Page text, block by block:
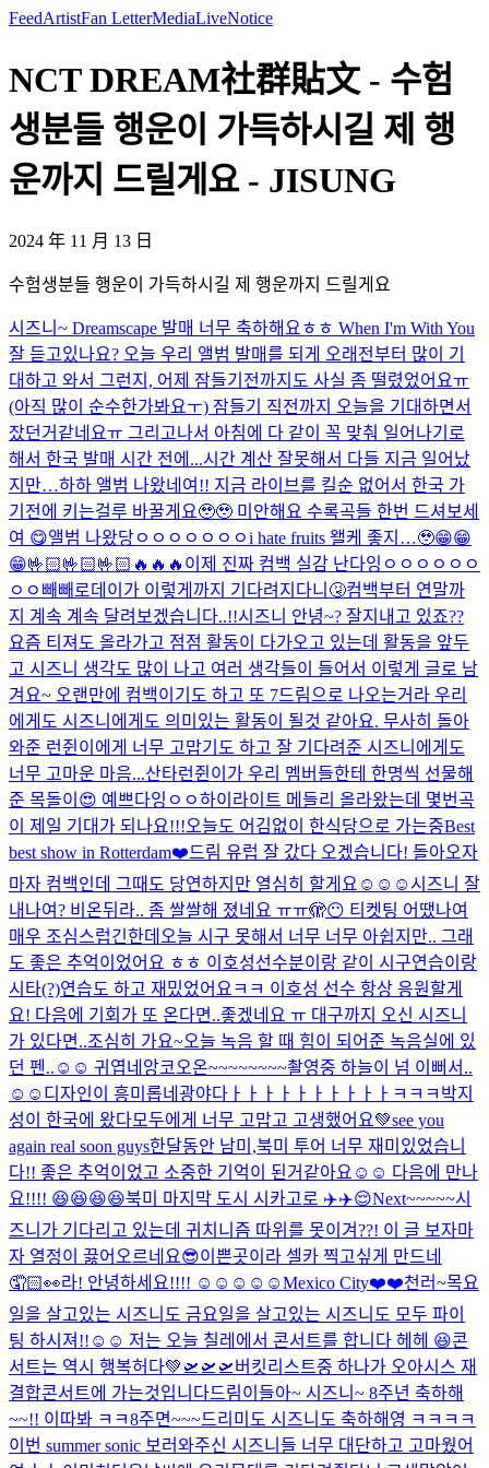
FeedArtistFan LetterMediaLiveNotice
NCT DREAM社群貼文 - 수험
생분들 행운이 가득하시길 제 행
운까지 드릴게요 - JISUNG
2024 年 11 月 13 日
수험생분들 행운이 가득하시길 제 행운까지 드릴게요
시즈니~ Dreamscape 발매 너무 축하해요ㅎㅎ When I'm With You
잘 듣고있나요? 오늘 우리 앨범 발매를 되게 오래전부터 많이 기
대하고 와서 그런지, 어제 잠들기전까지도 사실 좀 떨렸었어요ㅠ
(아직 많이 순수한가봐요ㅜ) 잠들기 직전까지 오늘을 기대하면서
잤던거같네요ㅠ 그리고나서 아침에 다 같이 꼭 맞춰 일어나기로
해서 한국 발매 시간 전에...시간 계산 잘못해서 다들 지금 일어났
지만…하하 앨범 나왔네여!! 지금 라이브를 킬순 없어서 한국 가
기전에 키는걸루 바꿀게요🥹🥹 미안해요 수록곡들 한번 드셔보세
여 😋앨범 나왔당ㅇㅇㅇㅇㅇㅇㅇi hate fruits 왤케 좋지…🥹😁😁
😁🤟🏻🤟🏻🤟🏻🔥🔥🔥 이제 진짜 컴백 실감 난다잉ㅇㅇㅇㅇㅇㅇ
ㅇㅇ 빼빼로데이가 이렇게까지 기다려지다니🤧컴백부터 연말까
지 계속 계속 달려보겠습니다..!!시즈니 안녕~? 잘지내고 있죠??
요즘 티져도 올라가고 점점 활동이 다가오고 있는데 활동을 앞두
고 시즈니 생각도 많이 나고 여러 생각들이 들어서 이렇게 글로 남
겨요~ 오랜만에 컴백이기도 하고 또 7드림으로 나오는거라 우리
에게도 시즈니에게도 의미있는 활동이 될것 같아요. 무사히 돌아
와준 런쥔이에게 너무 고맙기도 하고 잘 기다려준 시즈니에게도
너무 고마운 마음...산타런쥔이가 우리 멤버들한테 한명씩 선물해
준 목돌이😍 예쁘다잉ㅇㅇ하이라이트 메들리 올라왔는데 몇번곡
이 제일 기대가 되나요!!!오늘도 어김없이 한식당으로 가는중Best
best show in Rotterdam❤️드림 유럽 잘 갔다 오겠습니다! 돌아오자
마자 컴백인데 그때도 당연하지만 열심히 할게요☺️☺️☺️ 시즈니 잘
내나여? 비온뒤라.. 좀 쌀쌀해 졌네요 ㅠㅠ🫣😶 티켓팅 어땠나여
매우 조심스럽긴한데 오늘 시구 못해서 너무 너무 아쉽지만.. 그래
도 좋은 추억이었어요 ㅎㅎ 이호성선수분이랑 같이 시구연습이랑
시타(?)연습도 하고 재밌었어요ㅋㅋ 이호성 선수 항상 응원할게
요! 다음에 기회가 또 온다면..좋겠네요 ㅠ 대구까지 오신 시즈니
가 있다면..조심히 가요~오늘 녹음 할 때 힘이 되어준 녹음실에 있
던 펜..☺️☺️ 귀엽네 앙코오온~~~~~~~~촬영중 하늘이 넘 이뻐서..
☺️☺️ 디자인이 흥미롭네 광야다ㅏㅏㅏㅏㅏㅏㅏㅏㅏㅏㅋㅋㅋ 박지
성이 한국에 왔다모두에게 너무 고맙고 고생했어요💚see you
again real soon guys한달동안 남미,북미 투어 너무 재미있었습니
다!! 좋은 추억이었고 소중한 기억이 된거같아요☺️☺️ 다음에 만나
요!!!! 😆😆😆😆북미 마지막 도시 시카고로 ✈️✈️😌Next~~~~~시
즈니가 기다리고 있는데 귀치니즘 따위를 못이겨??! 이 글 보자마
자 열정이 끓어오르네요😎이쁜곳이라 셀카 찍고싶게 만드네
🤦🏻👀라! 안녕하세요!!!! ☺️☺️☺️☺️☺️Mexico City❤️❤️천러~목요
일을 살고있는 시즈니도 금요일을 살고있는 시즈니도 모두 파이
팅 하시져!!☺️☺️ 저는 오늘 칠레에서 콘서트를 합니다 헤헤 😆콘
서트는 역시 행복허다💚 🛫🛫🛫버킷리스트중 하나가 오아시스 재
결합콘서트에 가는것입니다드림이들아~ 시즈니~ 8주년 축하해
~~!! 이따봐 ㅋㅋ8주면~~~드리미도 시즈니도 축하해영 ㅋㅋㅋㅋ
이번 summer sonic 보러와주신 시즈니들 너무 대단하고 고마웠어